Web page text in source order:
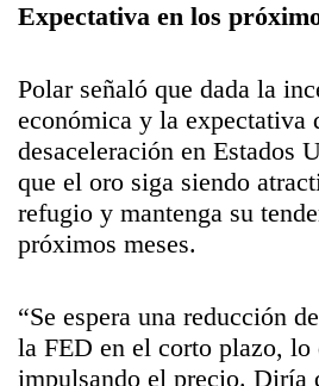
Expectativa en los
Polar señaló que dada la
económica y la expectativa
desaceleración en Estados
que el oro siga siendo
refugio y mantenga su
próximos meses.
“Se espera una reducción
la FED en el corto plazo, lo
impulsando el precio. Diría